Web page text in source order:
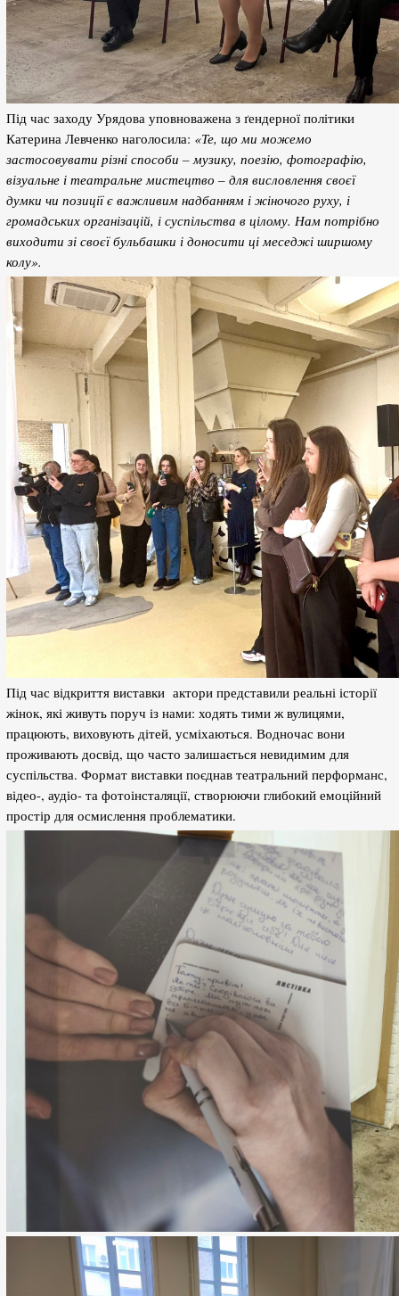
Під час заходу Урядова уповноважена з ґендерної політики
Катерина Левченко наголосила: «Те, що ми можемо
застосовувати різні способи – музику, поезію, фотографію,
візуальне і театральне мистецтво – для висловлення своєї
думки чи позиції є важливим надбанням і жіночого руху, і
громадських організацій, і суспільства в цілому. Нам потрібно
виходити зі своєї бульбашки і доносити ці меседжі ширшому
колу».
Під час відкриття виставки актори представили реальні історії
жінок, які живуть поруч із нами: ходять тими ж вулицями,
працюють, виховують дітей, усміхаються. Водночас вони
проживають досвід, що часто залишається невидимим для
суспільства. Формат виставки поєднав театральний перформанс,
відео-, аудіо- та фотоінсталяції, створюючи глибокий емоційний
простір для осмислення проблематики.